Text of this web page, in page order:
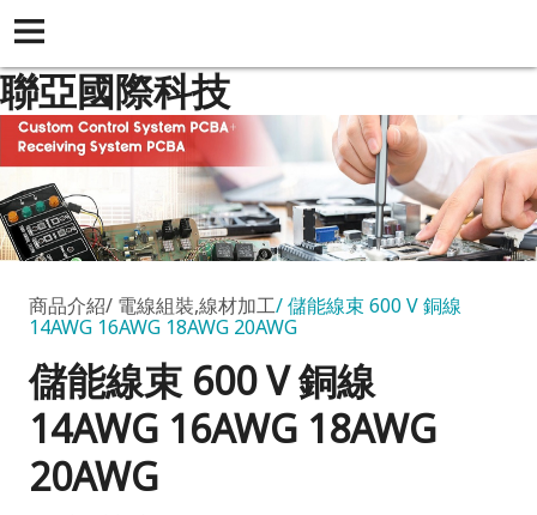
聯亞國際科技
商品介紹 電線組裝,線材加工 儲能線束 600 V 銅線
14AWG 16AWG 18AWG 20AWG
儲能線束 600 V 銅線
14AWG 16AWG 18AWG
20AWG